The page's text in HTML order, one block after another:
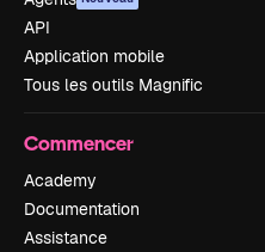
API
Application mobile
Tous les outils Magnific
Commencer
Academy
Documentation
Assistance